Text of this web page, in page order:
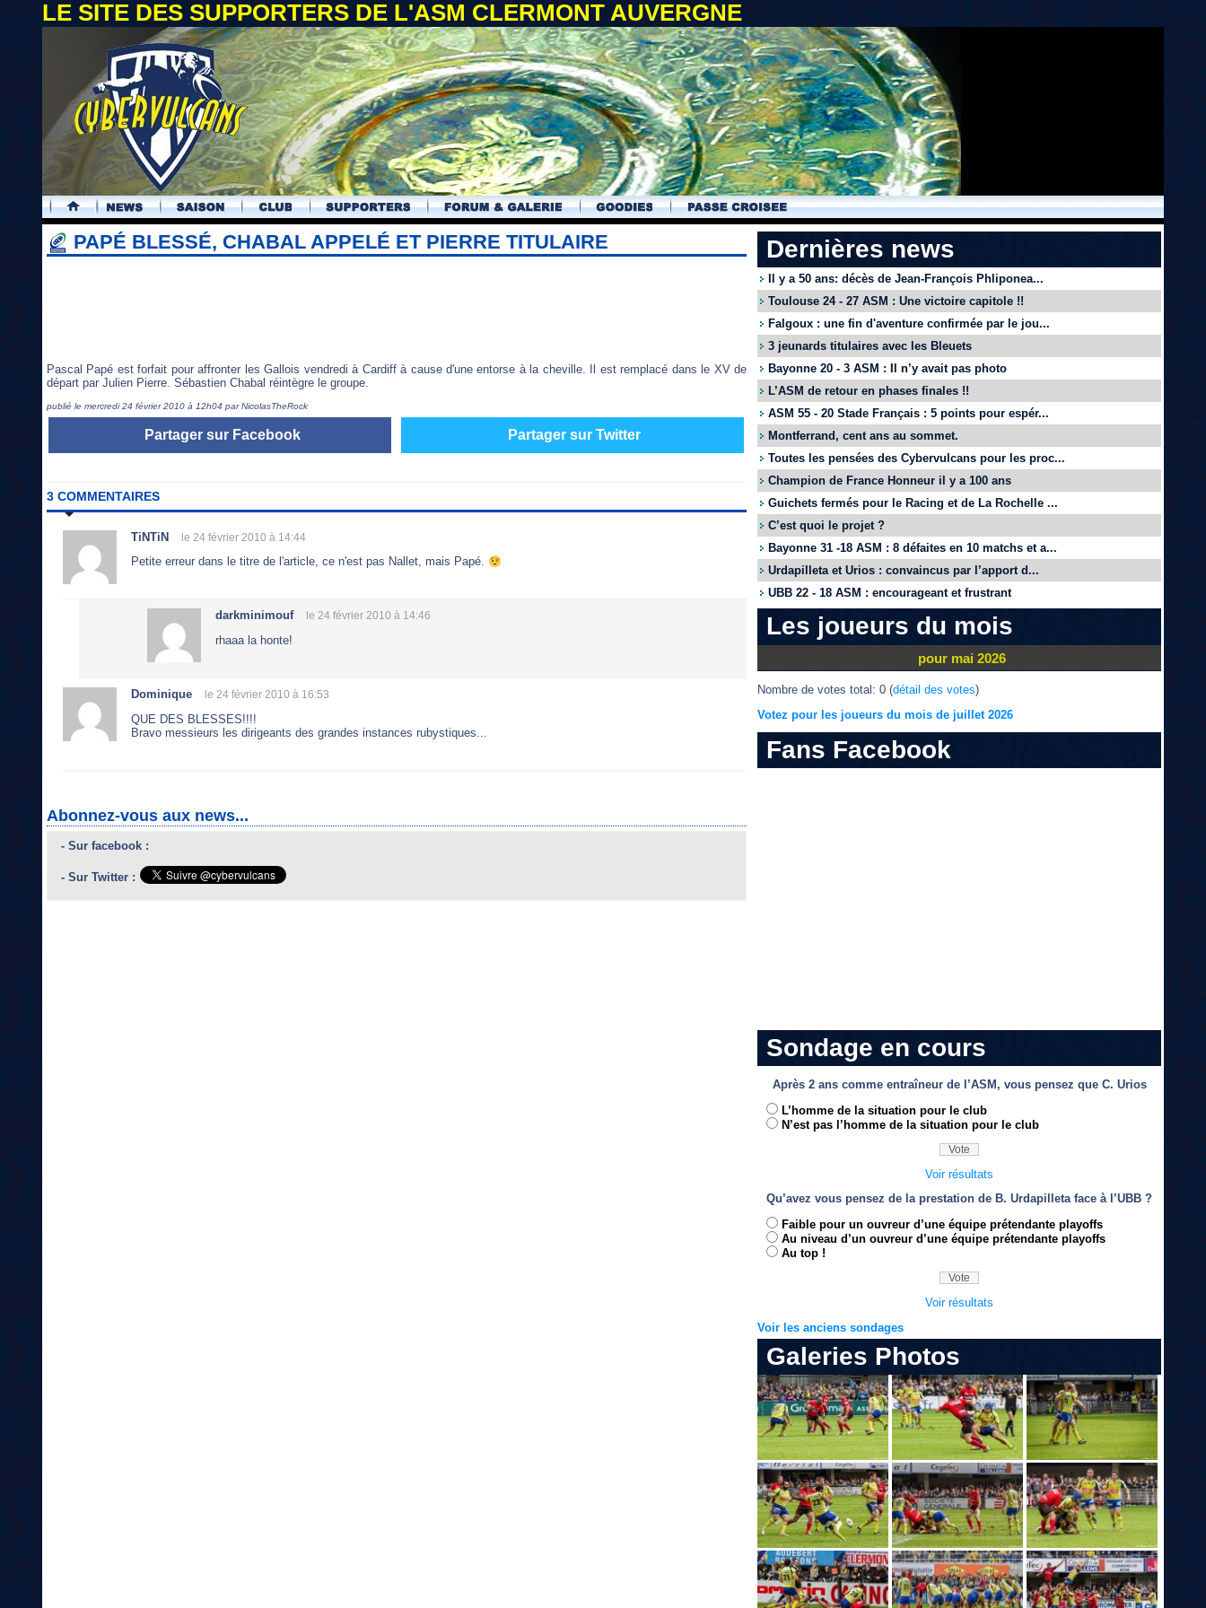
LE SITE DES SUPPORTERS DE L'ASM CLERMONT AUVERGNE
.
PAPÉ BLESSÉ, CHABAL APPELÉ ET PIERRE TITULAIRE
Pascal Papé est forfait pour affronter les Gallois vendredi à Cardiff à cause d'une entorse à la cheville. Il est remplacé dans le XV de
départ par Julien Pierre. Sébastien Chabal réintègre le groupe.
publié le mercredi 24 février 2010 à 12h04 par NicolasTheRock
Partager sur Facebook Partager sur Twitter
3 COMMENTAIRES
TiNTiN le 24 février 2010 à 14:44
Petite erreur dans le titre de l'article, ce n'est pas Nallet, mais Papé.
darkminimouf le 24 février 2010 à 14:46
rhaaa la honte!
Dominique le 24 février 2010 à 16:53
QUE DES BLESSES!!!!
Bravo messieurs les dirigeants des grandes instances rubystiques...
Abonnez-vous aux news...
- Sur facebook :
- Sur Twitter :
Dernières news
Il y a 50 ans: décès de Jean-François Phliponea...
Toulouse 24 - 27 ASM : Une victoire capitole !!
Falgoux : une fin d'aventure confirmée par le jou...
3 jeunards titulaires avec les Bleuets
Bayonne 20 - 3 ASM : Il n’y avait pas photo
L’ASM de retour en phases finales !!
ASM 55 - 20 Stade Français : 5 points pour espér...
Montferrand, cent ans au sommet.
Toutes les pensées des Cybervulcans pour les proc...
Champion de France Honneur il y a 100 ans
Guichets fermés pour le Racing et de La Rochelle ...
C’est quoi le projet ?
Bayonne 31 -18 ASM : 8 défaites en 10 matchs et a...
Urdapilleta et Urios : convaincus par l’apport d...
UBB 22 - 18 ASM : encourageant et frustrant
Les joueurs du mois
pour mai 2026
Nombre de votes total: 0 (détail des votes)
Votez pour les joueurs du mois de juillet 2026
Fans Facebook
Sondage en cours
Après 2 ans comme entraîneur de l’ASM, vous pensez que C. Urios
L’homme de la situation pour le club
N’est pas l’homme de la situation pour le club
Voir résultats
Qu’avez vous pensez de la prestation de B. Urdapilleta face à l’UBB ?
Faible pour un ouvreur d’une équipe prétendante playoffs
Au niveau d’un ouvreur d’une équipe prétendante playoffs
Au top !
Voir résultats
Voir les anciens sondages
Galeries Photos